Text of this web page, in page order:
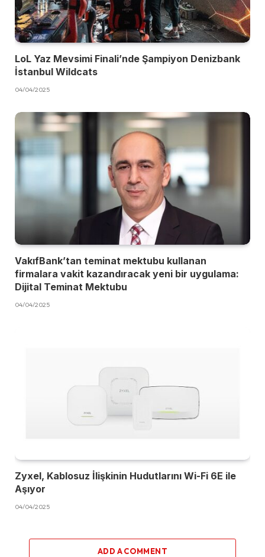
LoL Yaz Mevsimi Finali’nde Şampiyon Denizbank
İstanbul Wildcats
04/04/2025
VakıfBank’tan teminat mektubu kullanan
firmalara vakit kazandıracak yeni bir uygulama:
Dijital Teminat Mektubu
04/04/2025
Zyxel, Kablosuz İlişkinin Hudutlarını Wi-Fi 6E ile
Aşıyor
04/04/2025
ADD A COMMENT